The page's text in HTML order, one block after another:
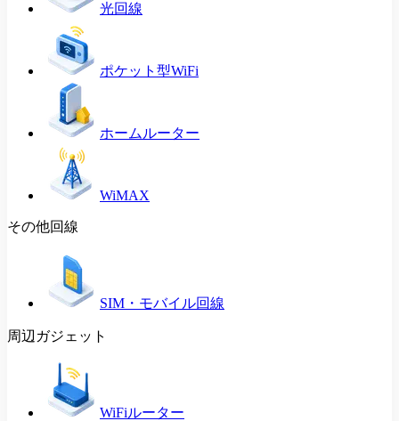
光回線
ポケット型WiFi
ホームルーター
WiMAX
その他回線
SIM・モバイル回線
周辺ガジェット
WiFiルーター